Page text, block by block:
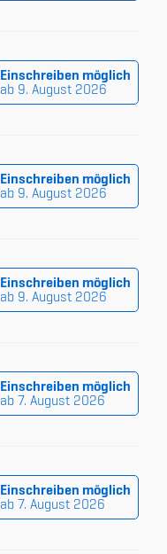
Einschreiben möglich
ab 9. August 2026
Einschreiben möglich
ab 9. August 2026
Einschreiben möglich
ab 9. August 2026
Einschreiben möglich
ab 7. August 2026
Einschreiben möglich
ab 7. August 2026